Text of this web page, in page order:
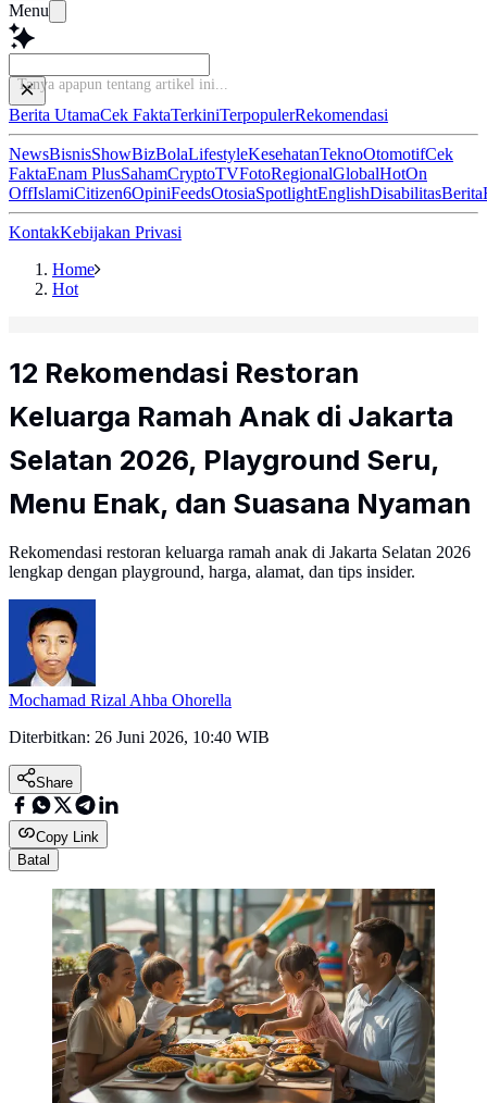
Menu
B
Berita UtamaCek FaktaTerkiniTerpopulerRekomendasi
NewsBisnisShowBizBolaLifestyleKesehatanTeknoOtomotifCek
FaktaEnam PlusSahamCryptoTVFotoRegionalGlobalHotOn
OffIslamiCitizen6OpiniFeedsOtosiaSpotlightEnglishDisabilitasBerita
KontakKebijakan Privasi
Home
Hot
12 Rekomendasi Restoran
Keluarga Ramah Anak di Jakarta
Selatan 2026, Playground Seru,
Menu Enak, dan Suasana Nyaman
Rekomendasi restoran keluarga ramah anak di Jakarta Selatan 2026
lengkap dengan playground, harga, alamat, dan tips insider.
Mochamad Rizal Ahba Ohorella
Diterbitkan: 26 Juni 2026, 10:40 WIB
Share
Copy Link
Batal